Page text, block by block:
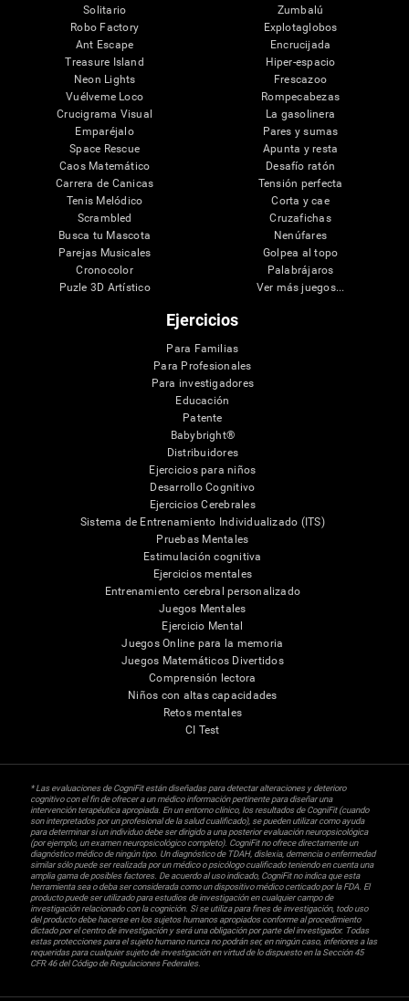
Solitario
Robo Factory
Ant Escape
Treasure Island
Neon Lights
Vuélveme Loco
Crucigrama Visual
Emparéjalo
Space Rescue
Caos Matemático
Carrera de Canicas
Tenis Melódico
Scrambled
Busca tu Mascota
Parejas Musicales
Cronocolor
Puzle 3D Artístico
Zumbalú
Explotaglobos
Encrucijada
Hiper-espacio
Frescazoo
Rompecabezas
La gasolinera
Pares y sumas
Apunta y resta
Desafío ratón
Tensión perfecta
Corta y cae
Cruzafichas
Nenúfares
Golpea al topo
Palabrájaros
Ver más juegos...
Ejercicios
Para Familias
Para Profesionales
Para investigadores
Educación
Patente
Babybright®
Distribuidores
Ejercicios para niños
Desarrollo Cognitivo
Ejercicios Cerebrales
Sistema de Entrenamiento Individualizado (ITS)
Pruebas Mentales
Estimulación cognitiva
Ejercicios mentales
Entrenamiento cerebral personalizado
Juegos Mentales
Ejercicio Mental
Juegos Online para la memoria
Juegos Matemáticos Divertidos
Comprensión lectora
Niños con altas capacidades
Retos mentales
CI Test
* Las evaluaciones de CogniFit están diseñadas para detectar alteraciones y deterioro
cognitivo con el fin de ofrecer a un médico información pertinente para diseñar una
intervención terapéutica apropiada. En un entorno clínico, los resultados de CogniFit (cuando
son interpretados por un profesional de la salud cualificado), se pueden utilizar como ayuda
para determinar si un individuo debe ser dirigido a una posterior evaluación neuropsicológica
(por ejemplo, un examen neuropsicológico completo). CogniFit no ofrece directamente un
diagnóstico médico de ningún tipo. Un diagnóstico de TDAH, dislexia, demencia o enfermedad
similar sólo puede ser realizada por un médico o psicólogo cualificado teniendo en cuenta una
amplia gama de posibles factores. De acuerdo al uso indicado, CogniFit no indica que esta
herramienta sea o deba ser considerada como un dispositivo médico certicado por la FDA. El
producto puede ser utilizado para estudios de investigación en cualquier campo de
investigación relacionado con la cognición. Si se utiliza para fines de investigación, todo uso
del producto debe hacerse en los sujetos humanos apropiados conforme al procedimiento
dictado por el centro de investigación y será una obligación por parte del investigador. Todas
estas protecciones para el sujeto humano nunca no podrán ser, en ningún caso, inferiores a las
requeridas para cualquier sujeto de investigación en virtud de lo dispuesto en la Sección 45
CFR 46 del Código de Regulaciones Federales.